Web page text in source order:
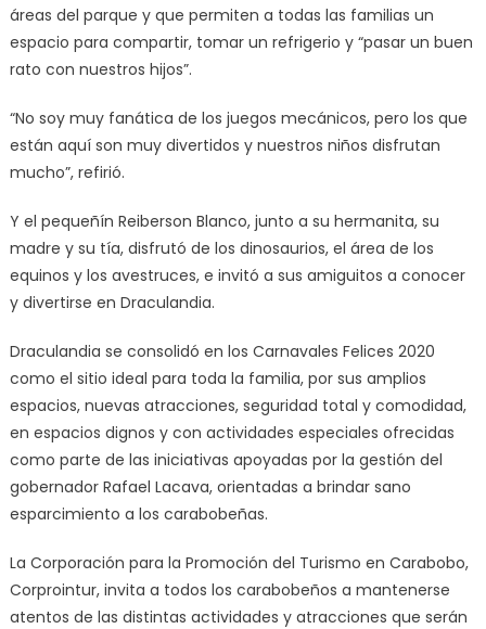
áreas del parque y que permiten a todas las familias un
espacio para compartir, tomar un refrigerio y “pasar un buen
rato con nuestros hijos”.
“No soy muy fanática de los juegos mecánicos, pero los que
están aquí son muy divertidos y nuestros niños disfrutan
mucho”, refirió.
Y el pequeñín Reiberson Blanco, junto a su hermanita, su
madre y su tía, disfrutó de los dinosaurios, el área de los
equinos y los avestruces, e invitó a sus amiguitos a conocer
y divertirse en Draculandia.
Draculandia se consolidó en los Carnavales Felices 2020
como el sitio ideal para toda la familia, por sus amplios
espacios, nuevas atracciones, seguridad total y comodidad,
en espacios dignos y con actividades especiales ofrecidas
como parte de las iniciativas apoyadas por la gestión del
gobernador Rafael Lacava, orientadas a brindar sano
esparcimiento a los carabobeñas.
La Corporación para la Promoción del Turismo en Carabobo,
Corprointur, invita a todos los carabobeños a mantenerse
atentos de las distintas actividades y atracciones que serán